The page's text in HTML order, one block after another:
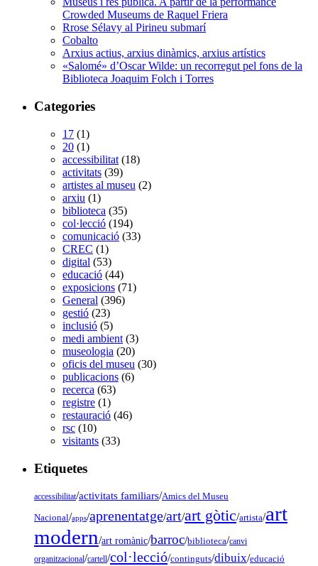
Crowded Museums de Raquel Friera
Rrose Sélavy al Pirineu submarí
Cobalto
Arxius actius, arxius dinàmics, arxius artístics
«Salomé» d’Oscar Wilde: un recorregut pel fons de la
Biblioteca Joaquim Folch i Torres
Categories
17 (1)
20 (1)
accessibilitat (18)
activitats (39)
artistes al museu (2)
arxiu (1)
biblioteca (35)
col·lecció (194)
comunicació (33)
CREC (1)
digital (53)
educació (44)
exposicions (71)
General (396)
gestió (23)
inclusió (5)
medi ambient (3)
museologia (20)
oficis del museu (30)
publicacions (6)
recerca (63)
registre (1)
restauració (46)
rsc (10)
visitants (33)
Etiquetes
accessibilitat/activitats familiars/Amics del Museu
Nacional/apps/aprenentatge/art/art gòtic/artista/art
modern/art romànic/barroc/biblioteca/canvi
organitzacional/cartell/col·lecció/continguts/dibuix/educació